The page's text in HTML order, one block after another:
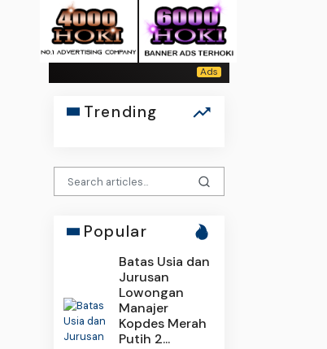
Trending
Popular
Batas Usia dan
Jurusan
Lowongan
Manajer
Kopdes Merah
Putih 2...